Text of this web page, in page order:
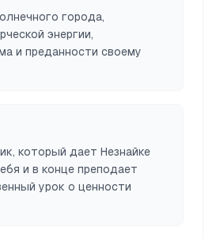
города,
энергии,
и преданности своему
который дает Незнайке
и в конце преподает
урок о ценности